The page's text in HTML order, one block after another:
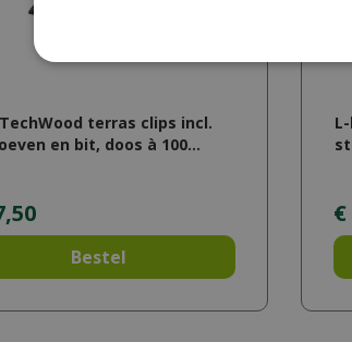
terras clips incl.
en bit, doos à 100…
,50
Bestel
€